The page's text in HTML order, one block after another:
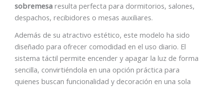
sobremesa resulta perfecta para dormitorios, salones,
despachos, recibidores o mesas auxiliares.
Además de su atractivo estético, este modelo ha sido
diseñado para ofrecer comodidad en el uso diario. El
sistema táctil permite encender y apagar la luz de forma
sencilla, convirtiéndola en una opción práctica para
quienes buscan funcionalidad y decoración en una sola